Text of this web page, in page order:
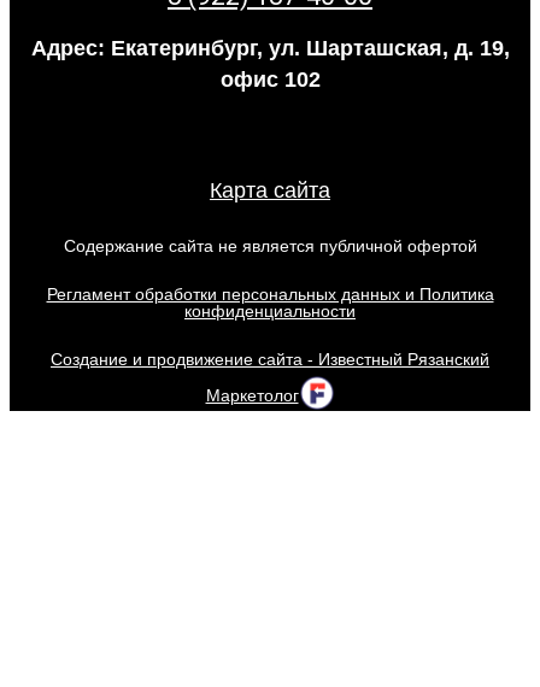
Адрес: Екатеринбург, ул. Шарташская, д. 19,
офис 102
Карта сайта
Содержание сайта не является публичной офертой
Регламент обработки персональных данных и Политика
конфиденциальности
Создание и продвижение сайта - Известный Рязанский
Маркетолог